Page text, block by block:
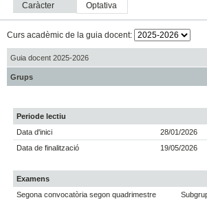
Caràcter
optativa
Curs acadèmic de la guia docent:
Guia docent 2025-2026
Grups
Periode lectiu
Data d'inici
28/01/2026
Data de finalització
19/05/2026
Examens
Segona convocatòria segon quadrimestre